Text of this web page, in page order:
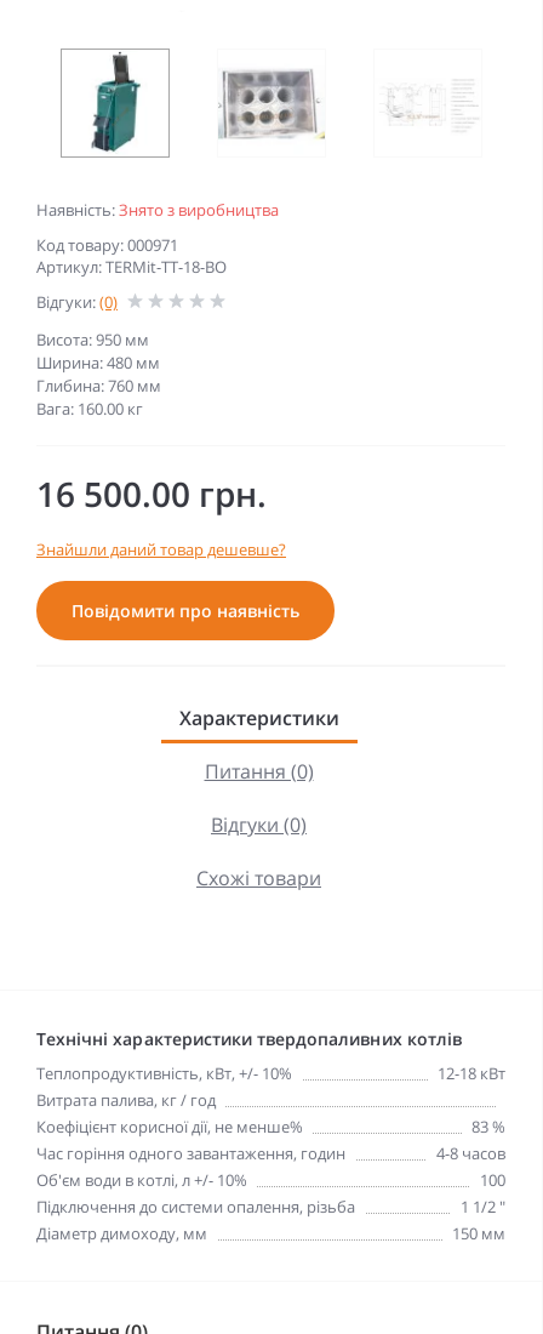
Наявність:Знято з виробництва
Код товару: 000971
Артикул: TERMit-TT-18-BO
Відгуки:(0)
Висота: 950 мм
Ширина: 480 мм
Глибина: 760 мм
Вага: 160.00 кг
16 500.00 грн.
Знайшли даний товар дешевше?
Повідомити про наявність
Характеристики
Питання (0)
Відгуки (0)
Схожі товари
Технічні характеристики твердопаливних котлів
Теплопродуктивність, кВт, +/- 10%
12-18 кВт
Витрата палива, кг / год
Коефіцієнт корисної дії, не менше%
83 %
Час горіння одного завантаження, годин
4-8 часов
Об'єм води в котлі, л +/- 10%
100
Підключення до системи опалення, різьба
1 1/2 "
Діаметр димоходу, мм
150 мм